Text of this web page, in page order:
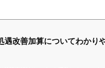
遇改善加算についてわかり